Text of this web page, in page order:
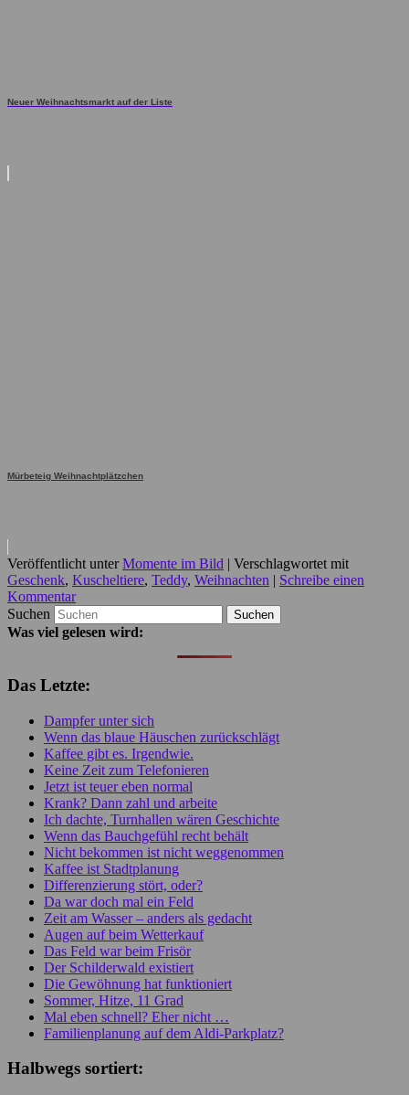
Neuer Weihnachtsmarkt auf der Liste
Mürbeteig Weihnachtplätzchen
Veröffentlicht unter Momente im Bild | Verschlagwortet mit
Geschenk, Kuscheltiere, Teddy, Weihnachten | Schreibe einen
Kommentar
Suchen
Was viel gelesen wird:
Das Letzte:
Dampfer unter sich
Wenn das blaue Häuschen zurückschlägt
Kaffee gibt es. Irgendwie.
Keine Zeit zum Telefonieren
Jetzt ist teuer eben normal
Krank? Dann zahl und arbeite
Ich dachte, Turnhallen wären Geschichte
Wenn das Bauchgefühl recht behält
Nicht bekommen ist nicht weggenommen
Kaffee ist Stadtplanung
Differenzierung stört, oder?
Da war doch mal ein Feld
Zeit am Wasser – anders als gedacht
Augen auf beim Wetterkauf
Das Feld war beim Frisör
Der Schilderwald existiert
Die Gewöhnung hat funktioniert
Sommer, Hitze, 11 Grad
Mal eben schnell? Eher nicht …
Familienplanung auf dem Aldi-Parkplatz?
Halbwegs sortiert: